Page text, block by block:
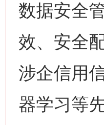
数据安全
效、安全
涉企信用
器学习等